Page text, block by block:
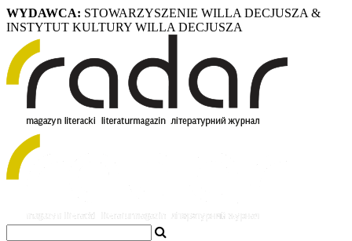
WYDAWCA: STOWARZYSZENIE WILLA DECJUSZA &
INSTYTUT KULTURY WILLA DECJUSZA